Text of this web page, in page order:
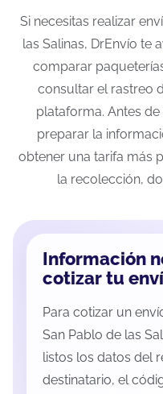
Si necesitas realizar
las Salinas, DrEnvío te
comparar
consultar el rastreo
plataforma. Antes
preparar la
obtener una tarifa más
la recolección,
Información
cotizar tu
Para cotizar un
San Pablo de las
listos los datos del
destinatario, el